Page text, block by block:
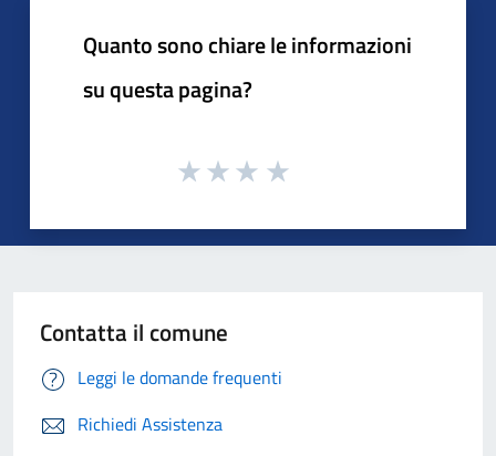
Quanto sono chiare le informazioni
su questa pagina?
Contatta il comune
Leggi le domande frequenti
Richiedi Assistenza